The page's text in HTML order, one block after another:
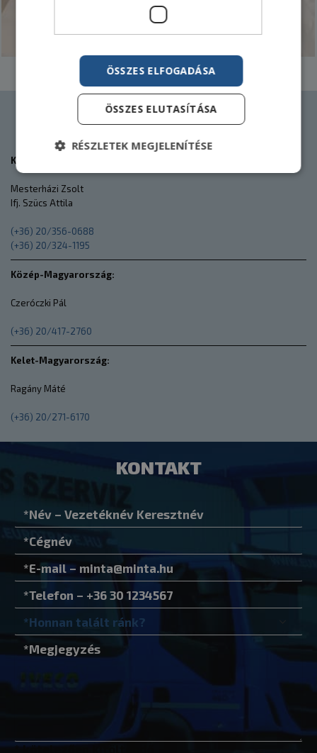
PRÜFEN
AKIKHEZ FORDULHAT
Központi telephely:
Mesterházi Zsolt
Ifj. Szücs Attila
(+36) 20/356-0688
(+36) 20/324-1195
Közép-Magyarország:
Czeróczki Pál
(+36) 20/417-2760
Kelet-Magyarország:
Ragány Máté
(+36) 20/271-6170
KONTAKT
* kötelezően kitöltendő
ÖSSZES ELFOGADÁSA
ÖSSZES ELUTASÍTÁSA
RÉSZLETEK MEGJELENÍTÉSE
Elengedhetetlenül szükséges
Az elengedhetetlenül szükséges sütik lehetővé
teszik a webhely alapvető funkcióit, például a
felhasználói bejelentkezést és a fiókkezelést. A
weboldal nem használható megfelelően az
cookieyes-consent
CookieYes
woocommerce_recently_viewed
eurotrade.hu
Google Adatvédelmi irányelvek